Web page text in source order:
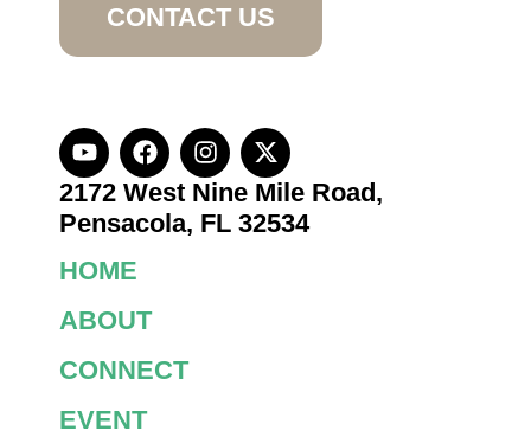
CONTACT US
2172 West Nine Mile Road,
Pensacola, FL 32534
HOME
ABOUT
CONNECT
EVENT